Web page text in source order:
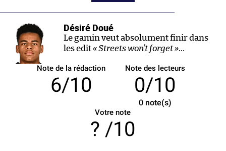
Désiré Doué
Le gamin veut absolument finir dans
les edit« Streets won’t forget »…
Note de la rédaction
6/10
Note des lecteurs
0/10
0note(s)
Votre note
/10